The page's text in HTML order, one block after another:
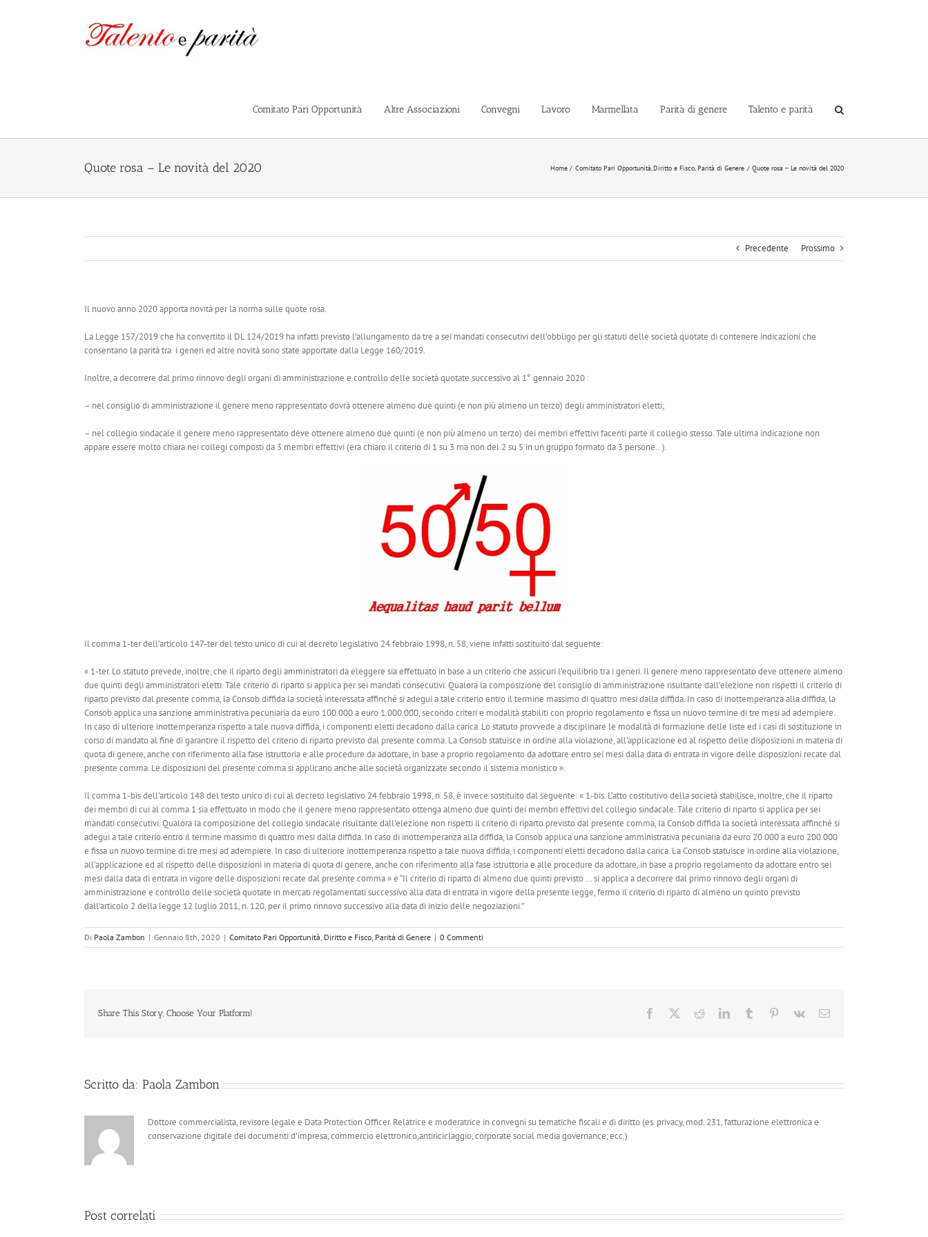
Comitato Pari Opportunità Altre Associazioni Convegni Lavoro Marmellata Parità di genere Talento e parità
Quote rosa – Le novità del 2020 Home Comitato Pari Opportunità Diritto e Fisco Parità di Genere Quote rosa – Le novità del 2020
Precedente Prossimo
Il nuovo anno 2020 apporta novità per la norma sulle quote rosa.
La Legge 157/2019 che ha convertito il DL 124/2019 ha infatti previsto l’allungamento da tre a sei mandati consecutivi dell’obbligo per gli statuti delle società quotate di contenere indicazioni che
consentano la parità tra i generi ed altre novità sono state apportate dalla Legge 160/2019.
Inoltre, a decorrere dal primo rinnovo degli organi di amministrazione e controllo delle società quotate successivo al 1° gennaio 2020 :
– nel consiglio di amministrazione il genere meno rappresentato dovrà ottenere almeno due quinti (e non più almeno un terzo) degli amministratori eletti;
– nel collegio sindacale il genere meno rappresentato deve ottenere almeno due quinti (e non più almeno un terzo) dei membri effettivi facenti parte il collegio stesso. Tale ultima indicazione non
appare essere molto chiara nei collegi composti da 3 membri effettivi (era chiaro il criterio di 1 su 3 ma non del 2 su 5 in un gruppo formato da 3 persone…).
Il comma 1-ter dell’articolo 147-ter del testo unico di cui al decreto legislativo 24 febbraio 1998, n. 58, viene infatti sostituito dal seguente:
« 1-ter. Lo statuto prevede, inoltre, che il riparto degli amministratori da eleggere sia effettuato in base a un criterio che assicuri l’equilibrio tra i generi. Il genere meno rappresentato deve ottenere almeno
due quinti degli amministratori eletti. Tale criterio di riparto si applica per sei mandati consecutivi. Qualora la composizione del consiglio di amministrazione risultante dall’elezione non rispetti il criterio di
riparto previsto dal presente comma, la Consob diffida la società interessata affinché si adegui a tale criterio entro il termine massimo di quattro mesi dalla diffida. In caso di inottemperanza alla diffida, la
Consob applica una sanzione amministrativa pecuniaria da euro 100.000 a euro 1.000.000, secondo criteri e modalità stabiliti con proprio regolamento e fissa un nuovo termine di tre mesi ad adempiere.
In caso di ulteriore inottemperanza rispetto a tale nuova diffida, i componenti eletti decadono dalla carica. Lo statuto provvede a disciplinare le modalità di formazione delle liste ed i casi di sostituzione in
corso di mandato al fine di garantire il rispetto del criterio di riparto previsto dal presente comma. La Consob statuisce in ordine alla violazione, all’applicazione ed al rispetto delle disposizioni in materia di
quota di genere, anche con riferimento alla fase istruttoria e alle procedure da adottare, in base a proprio regolamento da adottare entro sei mesi dalla data di entrata in vigore delle disposizioni recate dal
presente comma. Le disposizioni del presente comma si applicano anche alle società organizzate secondo il sistema monistico ».
Il comma 1-bis dell’articolo 148 del testo unico di cui al decreto legislativo 24 febbraio 1998, n. 58, è invece sostituito dal seguente: « 1-bis. L’atto costitutivo della società stabilisce, inoltre, che il riparto
dei membri di cui al comma 1 sia effettuato in modo che il genere meno rappresentato ottenga almeno due quinti dei membri effettivi del collegio sindacale. Tale criterio di riparto si applica per sei
mandati consecutivi. Qualora la composizione del collegio sindacale risultante dall’elezione non rispetti il criterio di riparto previsto dal presente comma, la Consob diffida la società interessata affinché si
adegui a tale criterio entro il termine massimo di quattro mesi dalla diffida. In caso di inottemperanza alla diffida, la Consob applica una sanzione amministrativa pecuniaria da euro 20.000 a euro 200.000
e fissa un nuovo termine di tre mesi ad adempiere. In caso di ulteriore inottemperanza rispetto a tale nuova diffida, i componenti eletti decadono dalla carica. La Consob statuisce in ordine alla violazione,
all’applicazione ed al rispetto delle disposizioni in materia di quota di genere, anche con riferimento alla fase istruttoria e alle procedure da adottare, in base a proprio regolamento da adottare entro sei
mesi dalla data di entrata in vigore delle disposizioni recate dal presente comma » e “Il criterio di riparto di almeno due quinti previsto … si applica a decorrere dal primo rinnovo degli organi di
amministrazione e controllo delle società quotate in mercati regolamentati successivo alla data di entrata in vigore della presente legge, fermo il criterio di riparto di almeno un quinto previsto
dall’articolo 2 della legge 12 luglio 2011, n. 120, per il primo rinnovo successivo alla data di inizio delle negoziazioni.”
Di Paola Zambon | Gennaio 8th, 2020 | Comitato Pari Opportunità, Diritto e Fisco, Parità di Genere | 0 Commenti
Share This Story, Choose Your Platform! Facebook RedditLinkedInTumblr Pinterest
Vk Email
Scritto da: Paola Zambon
Dottore commercialista, revisore legale e Data Protection Officer. Relatrice e moderatrice in convegni su tematiche fiscali e di diritto (es. privacy, mod. 231, fatturazione elettronica e
conservazione digitale dei documenti d'impresa, commercio elettronico,antiriciclaggio, corporate social media governance, ecc.)
Post correlati